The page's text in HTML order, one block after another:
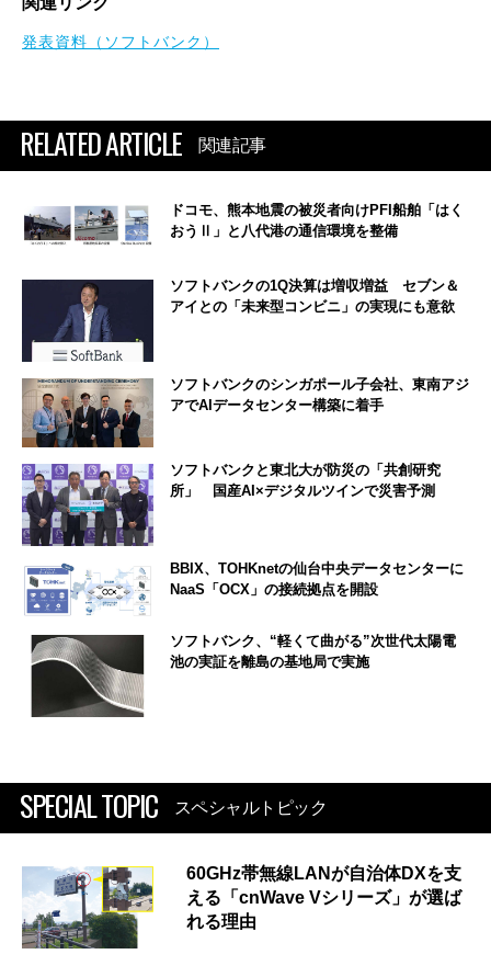
発表資料（ソフトバンク）
RELATED ARTICLE 関連記事
ドコモ、熊本地震の被災者向けPFI船舶「はく
おうⅡ」と八代港の通信環境を整備
ソフトバンクの1Q決算は増収増益 セブン＆
アイとの「未来型コンビニ」の実現にも意欲
ソフトバンクのシンガポール子会社、東南アジ
アでAIデータセンター構築に着手
ソフトバンクと東北大が防災の「共創研究
所」 国産AI×デジタルツインで災害予測
BBIX、TOHKnetの仙台中央データセンターに
NaaS「OCX」の接続拠点を開設
ソフトバンク、“軽くて曲がる”次世代太陽電
池の実証を離島の基地局で実施
SPECIAL TOPIC スペシャルトピック
60GHz帯無線LANが自治体DXを支
える「cnWave Vシリーズ」が選ば
れる理由